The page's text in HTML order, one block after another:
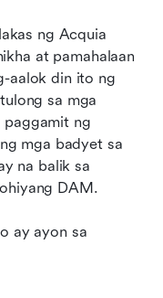
ng Acquia
at pamahalaan
aalok din ito ng
sa mga
paggamit ng
mga badyet sa
na balik sa
DAM.
ay ayon sa